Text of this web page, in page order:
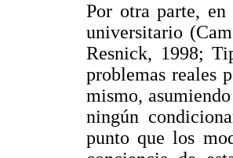
Por otra parte,
universitario
Resnick, 1998;
problemas reales
mismo,
ningún
punto que los